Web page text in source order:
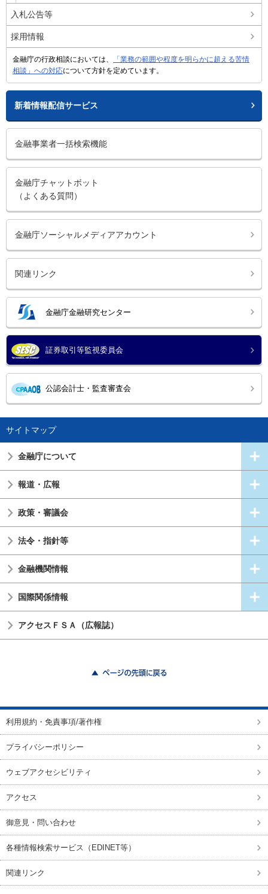
入札公告等
採用情報
金融庁の行政相談においては、
「業務の範囲や程度を明らかに超える苦情
相談」への対応について方針を定めています。
新着情報配信サービス
金融事業者一括検索機能
金融庁チャットボット
（よくある質問）
金融庁ソーシャルメディアアカウント
関連リンク
金融庁金融研究センター
証券取引等監視委員会
公認会計士・監査審査会
サイトマップ
金融庁について
報道・広報
政策・審議会
法令・指針等
金融機関情報
国際関係情報
アクセスＦＳＡ（広報誌）
利用規約・免責事項/著作権
プライバシーポリシー
ウェブアクセシビリティ
アクセス
御意見・問い合わせ
各種情報検索サービス（EDINET等）
関連リンク